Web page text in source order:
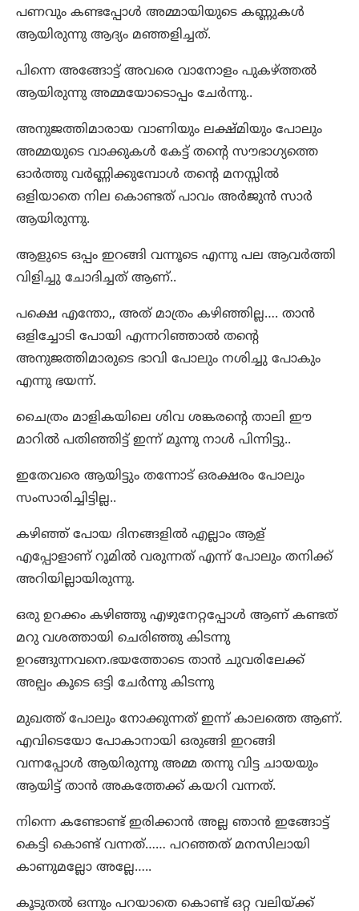
പണവും കണ്ടപ്പോൾ അമ്മായിയുടെ കണ്ണുകൾ
ആയിരുന്നു ആദ്യം മഞ്ഞളിച്ചത്.
പിന്നെ അങ്ങോട്ട് അവരെ വാനോളം പുകഴ്ത്തൽ
ആയിരുന്നു അമ്മയോടൊപ്പം ചേർന്നു..
അനുജത്തിമാരായ വാണിയും ലക്ഷ്മിയും പോലും
അമ്മയുടെ വാക്കുകൾ കേട്ട് തന്റെ സൗഭാഗ്യത്തെ
ഓർത്തു വർണ്ണിക്കുമ്പോൾ തന്റെ മനസ്സിൽ
ഒളിയാതെ നില കൊണ്ടത് പാവം അർജുൻ സാർ
ആയിരുന്നു.
ആളുടെ ഒപ്പം ഇറങ്ങി വന്നൂടെ എന്നു പല ആവർത്തി
വിളിച്ചു ചോദിച്ചത് ആണ്..
പക്ഷെ എന്തോ,, അത് മാത്രം കഴിഞ്ഞില്ല…. താൻ
ഒളിച്ചോടി പോയി എന്നറിഞ്ഞാൽ തന്റെ
അനുജത്തിമാരുടെ ഭാവി പോലും നശിച്ചു പോകും
എന്നു ഭയന്ന്.
ചൈത്രം മാളികയിലെ ശിവ ശങ്കരന്റെ താലി ഈ
മാറിൽ പതിഞ്ഞിട്ട് ഇന്ന് മൂന്നു നാൾ പിന്നിട്ടു..
ഇതേവരെ ആയിട്ടും തന്നോട് ഒരക്ഷരം പോലും
സംസാരിച്ചിട്ടില്ല..
കഴിഞ്ഞ് പോയ ദിനങ്ങളിൽ എല്ലാം ആള്
എപ്പോളാണ് റൂമിൽ വരുന്നത് എന്ന് പോലും തനിക്ക്
അറിയില്ലായിരുന്നു.
ഒരു ഉറക്കം കഴിഞ്ഞു എഴുനേറ്റപ്പോൾ ആണ് കണ്ടത്
മറു വശത്തായി ചെരിഞ്ഞു കിടന്നു
ഉറങ്ങുന്നവനെ.ഭയത്തോടെ താൻ ചുവരിലേക്ക്
അല്പം കൂടെ ഒട്ടി ചേർന്നു കിടന്നു
മുഖത്ത് പോലും നോക്കുന്നത് ഇന്ന് കാലത്തെ ആണ്.
എവിടെയോ പോകാനായി ഒരുങ്ങി ഇറങ്ങി
വന്നപ്പോൾ ആയിരുന്നു അമ്മ തന്നു വിട്ട ചായയും
ആയിട്ട് താൻ അകത്തേക്ക് കയറി വന്നത്.
നിന്നെ കണ്ടോണ്ട് ഇരിക്കാൻ അല്ല ഞാൻ ഇങ്ങോട്ട്
കെട്ടി കൊണ്ട് വന്നത്…… പറഞ്ഞത് മനസിലായി
കാണുമല്ലോ അല്ലേ…..
കൂടുതൽ ഒന്നും പറയാതെ കൊണ്ട് ഒറ്റ വലിയ്ക്ക്